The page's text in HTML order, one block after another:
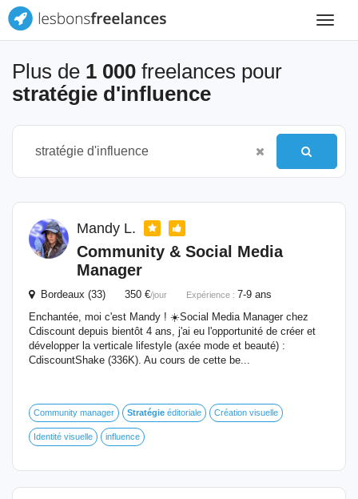
Toggle
Plus de 1 000 freelances pour
stratégie d'influence
Mandy L.
Community & Social Media
Manager
Bordeaux (33) 350 €/jour Expérience : 7-9 ans
Enchantée, moi c'est Mandy ! ☀️​ Social Media Manager chez
Cdiscount depuis bientôt 4 ans, j'ai eu l'opportunité de créer et
développer la verticale lifestyle (axée mode et beauté) :
CdiscountShake (336K). Au cours de cette be...
Community manager Stratégie éditoriale Création visuelle
Identité visuelle influence